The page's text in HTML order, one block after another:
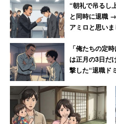
「給与水準はかなり高い
通に仕事をやって普通に
本当に恵まれている。残業
ることができ、サービス
ない。賞与も年5か月ほど
所属長と面談する機会がし
高い」
（経理 20代後半 男性 年収
“朝礼で吊るし
と同時に退職
アミロと思いま
「俺たちの定
は正月の3日だ
撃した“退職ド